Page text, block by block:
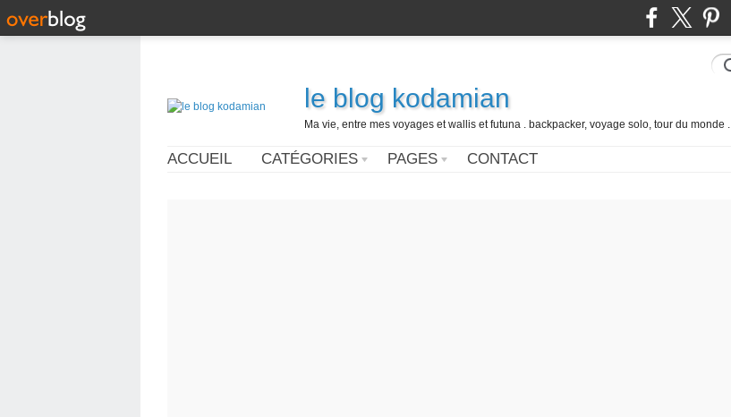
le blog kodamian
Ma vie, entre mes voyages et wallis et futuna . backpacker, voyage solo, tour du monde .
ACCUEIL CATÉGORIES PAGES CONTACT